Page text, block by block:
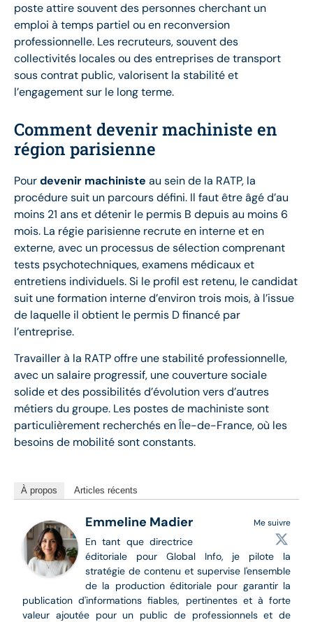
poste attire souvent des personnes cherchant un
emploi à temps partiel ou en reconversion
professionnelle. Les recruteurs, souvent des
collectivités locales ou des entreprises de transport
sous contrat public, valorisent la stabilité et
l’engagement sur le long terme.
Comment devenir machiniste en
région parisienne
Pourdevenir machiniste au sein de la RATP, la
procédure suit un parcours défini. Il faut être âgé d’au
moins 21 ans et détenir le permis B depuis au moins 6
mois. La régie parisienne recrute en interne et en
externe, avec un processus de sélection comprenant
tests psychotechniques, examens médicaux et
entretiens individuels. Si le profil est retenu, le candidat
suit une formation interne d’environ trois mois, à l’issue
de laquelle il obtient le permis D financé par
l’entreprise.
Travailler à la RATP offre une stabilité professionnelle,
avec un salaire progressif, une couverture sociale
solide et des possibilités d’évolution vers d’autres
métiers du groupe. Les postes de machiniste sont
particulièrement recherchés en Île-de-France, où les
besoins de mobilité sont constants.
À propos Articles récents
Me suivre
Emmeline Madier
En tant que directrice
éditoriale pour Global Info, je pilote la
stratégie de contenu et supervise l'ensemble
de la production éditoriale pour garantir la
publication d'informations fiables, pertinentes et à forte
valeur ajoutée pour un public de professionnels et de